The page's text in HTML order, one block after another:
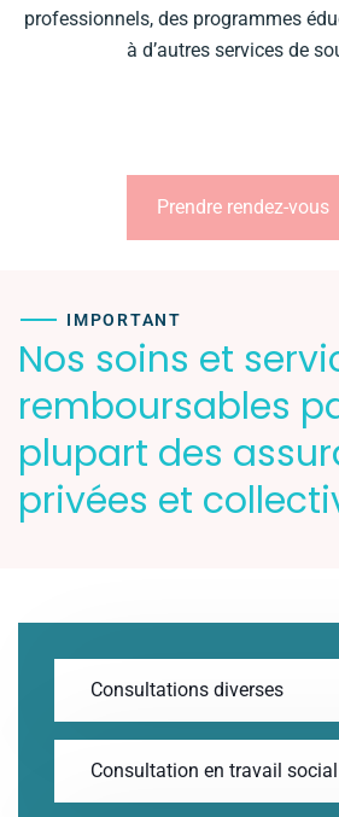
Consultations diverses
Consultation en travail social
professionnels, des programmes
à d’autres services de
Prendre rendez-vous
IMPORTANT
Nos soins et
remboursables
plupart des
privées et